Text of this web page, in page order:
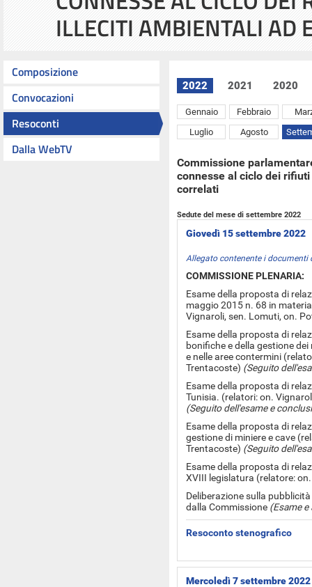
ILLECITI AMBIENTALI AD
Composizione
Convocazioni
Resoconti
Dalla WebTV
2022
Gennaio Febbraio
Luglio
Agosto
2021 2020
Commissione
connesse al ciclo dei
correlati
Sedute del mese di settembre 2022
Giovedì 15 settembre 2022
Allegato contenente i documenti
COMMISSIONE PLENARIA:
Esame della proposta di
maggio 2015 n. 68 in
Vignaroli, sen. Lomuti, on.
Esame della proposta di
bonifiche e della gestione
e nelle aree contermini
Trentacoste) (Seguito
Esame della proposta di
Tunisia. (relatori: on.
(Seguito dell'esame e
Esame della proposta di
gestione di miniere e cave
Trentacoste) (Seguito
Esame della proposta di
XVIII legislatura (relatore:
Deliberazione sulla
dalla Commissione (Esame
Resoconto stenografico
Mercoledì 7 settembre 2022